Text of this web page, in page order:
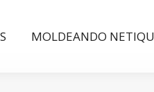
MOLDEANDO